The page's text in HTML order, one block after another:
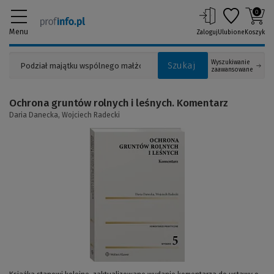
Menu
Szukaj
Wyszukiwanie
zaawansowane
ZalogujUlubione
0
Koszyk
Ochrona gruntów rolnych i leśnych. Komentarz
Daria Danecka, Wojciech Radecki